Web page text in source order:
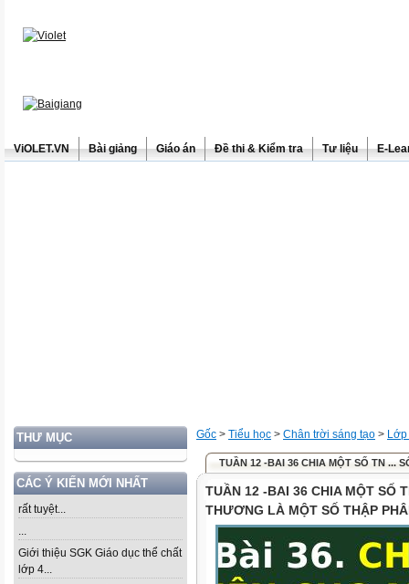
ViOLET.VN Bài giảng Giáo án Đề thi & Kiểm tra Tư liệu E-
THƯ MỤC
CÁC Ý KIẾN MỚI NHẤT
rất tuyệt...
...
Giới thiệu SGK Giáo dục thể chất
lớp 4...
Gốc > Tiểu học > Chân trời sáng tạo >
TUẦN 12 -BAI 36 CHIA MỘT SỐ TN ...
TUẦN 12 -BAI 36 CHIA MỘT SỐ
THƯƠNG LÀ MỘT SỐ THẬP